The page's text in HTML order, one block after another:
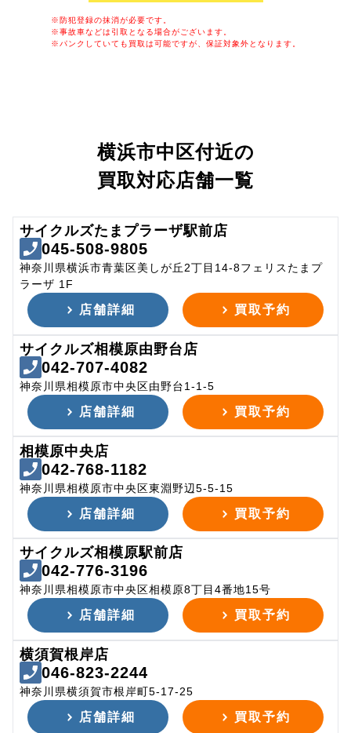
※防犯登録の抹消が必要です。
※事故車などは引取となる場合がございます。
※パンクしていても買取は可能ですが、保証対象外となります。
横浜市中区付近の
買取対応店舗一覧
サイクルズたまプラーザ駅前店
045-508-9805
神奈川県横浜市青葉区美しが丘2丁目14-8フェリスたまプ
ラーザ 1F
店舗詳細 買取予約
サイクルズ相模原由野台店
042-707-4082
神奈川県相模原市中央区由野台1-1-5
店舗詳細 買取予約
相模原中央店
042-768-1182
神奈川県相模原市中央区東淵野辺5-5-15
店舗詳細 買取予約
サイクルズ相模原駅前店
042-776-3196
神奈川県相模原市中央区相模原8丁目4番地15号
店舗詳細 買取予約
横須賀根岸店
046-823-2244
神奈川県横須賀市根岸町5-17-25
店舗詳細 買取予約